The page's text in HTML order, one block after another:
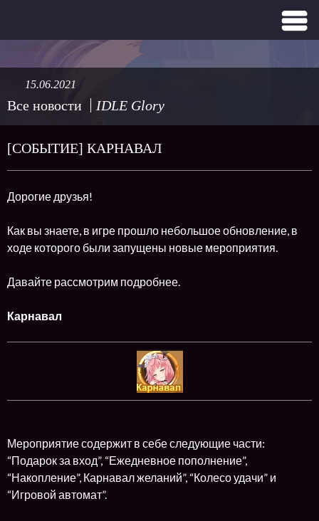
Все новости IDLE Glory
15.06.2021
[СОБЫТИЕ] КАРНАВАЛ
Дорогие друзья!
Как вы знаете, в игре прошло небольшое обновление, в
ходе которого были запущены новые мероприятия.
Давайте рассмотрим подробнее.
Карнавал
Мероприятие содержит в себе следующие части:
“Подарок за вход”, “Ежедневное пополнение”,
“Накопление”, Карнавал желаний”, “Колесо удачи” и
“Игровой автомат”.